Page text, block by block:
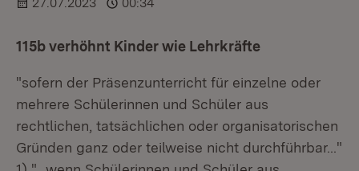
115b verhöhnt Kinder wie Lehrkräfte
"sofern der Präsenzunterricht für einzelne oder
mehrere Schülerinnen und Schüler aus
rechtlichen, tatsächlichen oder organisatorischen
Gründen ganz oder teilweise nicht durchführbar..."